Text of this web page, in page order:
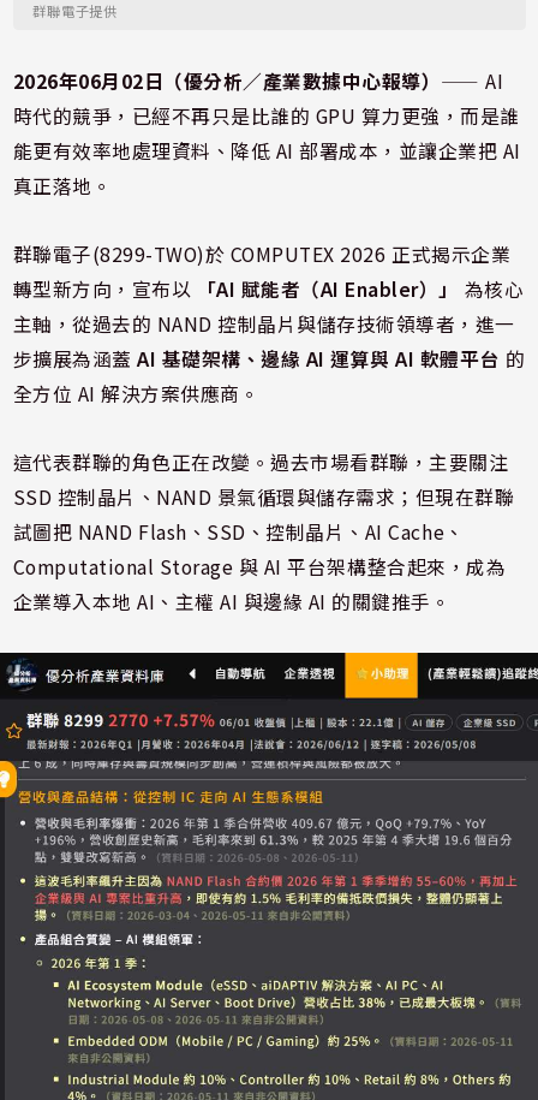
群聯電子提供
2026年06月02日（優分析／產業數據中心報導） ⸺ AI
時代的競爭，已經不再只是比誰的 GPU 算力更強，而是誰
能更有效率地處理資料、降低 AI 部署成本，並讓企業把 AI
真正落地。
群聯電子(8299-TWO)於 COMPUTEX 2026 正式揭示企業
轉型新方向，宣布以
「AI 賦能者（AI Enabler）」
為核心
主軸，從過去的 NAND 控制晶片與儲存技術領導者，進一
步擴展為涵蓋AI 基礎架構、邊緣 AI 運算與 AI 軟體平台 的
全方位 AI 解決方案供應商。
這代表群聯的角色正在改變。過去市場看群聯，主要關注
SSD 控制晶片、NAND 景氣循環與儲存需求；但現在群聯
試圖把 NAND Flash、SSD、控制晶片、AI Cache、
Computational Storage 與 AI 平台架構整合起來，成為
企業導入本地 AI、主權 AI 與邊緣 AI 的關鍵推手。